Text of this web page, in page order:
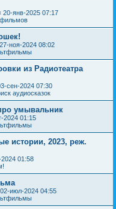
20-янв-2025 07:17
27-ноя-2024 08:02
из Радиотеатра
сен-2024 07:30
аудиосказок
умывальник
2024 01:15
истории, 2023, реж.
2024 01:58
02-июл-2024 04:55